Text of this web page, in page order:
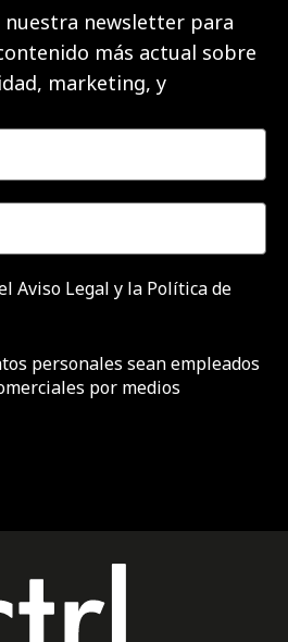
newsletter para
más actual sobre
marketing, y
Aviso Legal y la Política de
personales sean empleados
por medios